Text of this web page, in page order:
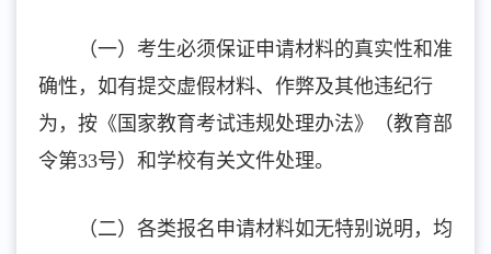
（一）考生必须保证申请材料的真实性和准
确性，如有提交虚假材料、作弊及其他违纪行
为，按《国家教育考试违规处理办法》（教育部
令第33号）和学校有关文件处理。
（二）各类报名申请材料如无特别说明，均